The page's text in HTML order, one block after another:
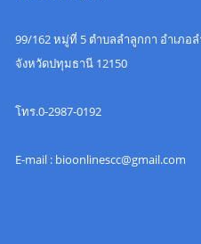
99/162 หมู่ที่ 5 ตำบลลำลูกกา อำเภอ
จังหวัดปทุมธานี 12150
โทร.0-2987-0192
E-mail : bioonlinescc@gmail.com